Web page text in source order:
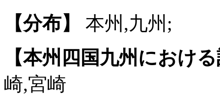
【分布】
本州,九州;
【本州四国九州におけ
崎,宮崎